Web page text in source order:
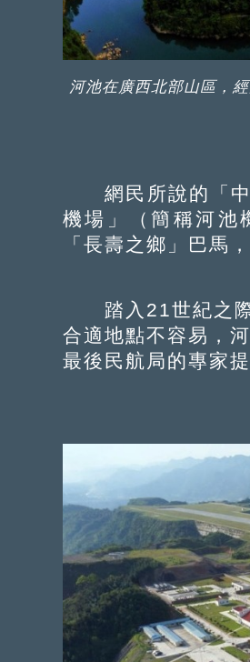
河池在廣西北部山區，
網民所說的「中
機場」（簡稱河池
「長壽之鄉」巴馬
踏入21世紀之際
合適地點不容易，
最後民航局的專家